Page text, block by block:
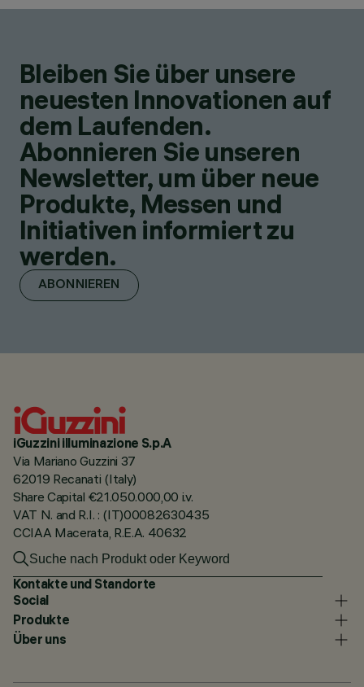
Bleiben Sie über unsere
neuesten Innovationen auf
dem Laufenden.
Abonnieren Sie unseren
Newsletter, um über neue
Produkte, Messen und
Initiativen informiert zu
werden.
ABONNIEREN
iGuzzini illuminazione S.p.A
Via Mariano Guzzini 37
62019 Recanati (Italy)
Share Capital €21.050.000,00 i.v.
VAT N. and R.I. : (IT)00082630435
CCIAA Macerata, R.E.A. 40632
Kontakte und Standorte
Social
Produkte
Über uns